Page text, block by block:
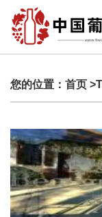
您的位置： 首页